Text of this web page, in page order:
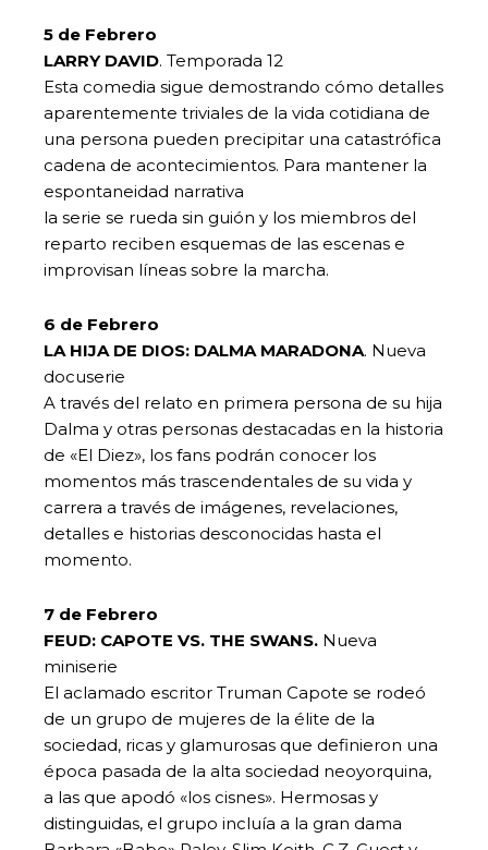
5 de Febrero
LARRY DAVID. Temporada 12
Esta comedia sigue demostrando cómo detalles
aparentemente triviales de la vida cotidiana de
una persona pueden precipitar una catastrófica
cadena de acontecimientos. Para mantener la
espontaneidad narrativa
la serie se rueda sin guión y los miembros del
reparto reciben esquemas de las escenas e
improvisan líneas sobre la marcha.
6 de Febrero
LA HIJA DE DIOS: DALMA MARADONA. Nueva
docuserie
A través del relato en primera persona de su hija
Dalma y otras personas destacadas en la historia
de «El Diez», los fans podrán conocer los
momentos más trascendentales de su vida y
carrera a través de imágenes, revelaciones,
detalles e historias desconocidas hasta el
momento.
7 de Febrero
FEUD: CAPOTE VS. THE SWANS. Nueva
miniserie
El aclamado escritor Truman Capote se rodeó
de un grupo de mujeres de la élite de la
sociedad, ricas y glamurosas que definieron una
época pasada de la alta sociedad neoyorquina,
a las que apodó «los cisnes». Hermosas y
distinguidas, el grupo incluía a la gran dama